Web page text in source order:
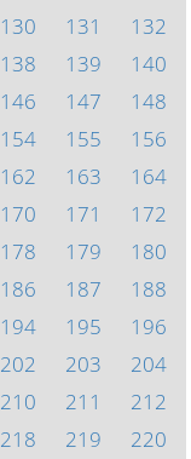
130 131
132
138 139
140
146 147
148
154 155
156
162 163
164
170 171
172
178 179
180
186 187
188
194 195
196
202 203
204
210 211
212
218 219
220